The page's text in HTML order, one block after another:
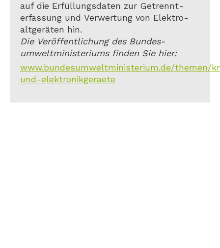
auf die Erfüllungsdaten zur Getrennt-
erfassung und Verwertung von Elektro-
altgeräten hin.
Die Veröffentlichung des Bundes-
umweltministeriums finden Sie hier:
www.bundesumweltministerium.de/
und-elektronikgeraete